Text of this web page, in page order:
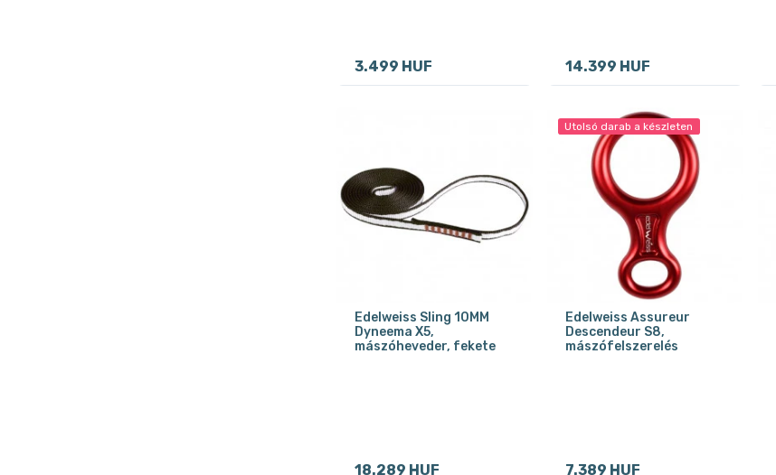
3.499 HUF 14.399 HUF
Edelweiss Sling 10MM
Dyneema X5,
mászóheveder, fekete
18.289 HUF
Utolsó darab a készleten
Edelweiss Assureur
Descendeur S8,
mászófelszerelés
7.389 HUF